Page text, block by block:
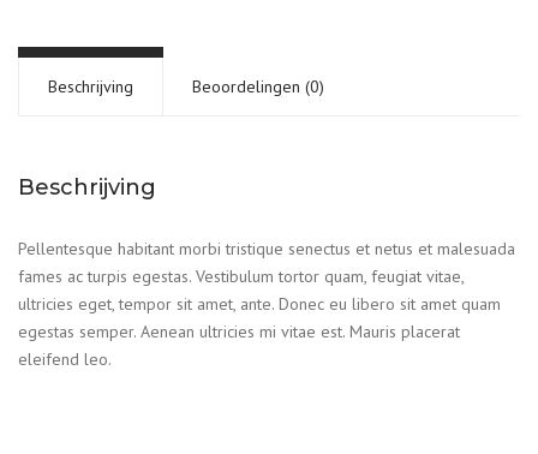
Beschrijving Beoordelingen (0)
Beschrijving
Pellentesque habitant morbi tristique senectus et netus et malesuada
fames ac turpis egestas. Vestibulum tortor quam, feugiat vitae,
ultricies eget, tempor sit amet, ante. Donec eu libero sit amet quam
egestas semper. Aenean ultricies mi vitae est. Mauris placerat
eleifend leo.